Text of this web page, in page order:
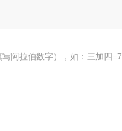
阿拉伯数字），如：三加四=7